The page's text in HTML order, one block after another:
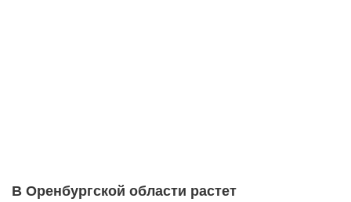
В Оренбургской области растет